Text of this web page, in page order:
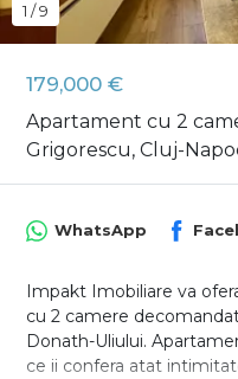
179,000 €
Apartament cu 2
Grigorescu, Cluj-
1 /9
WhatsApp
Impakt Imobiliare va
cu 2 camere
Donath-Uliului.
ce ii confera atat